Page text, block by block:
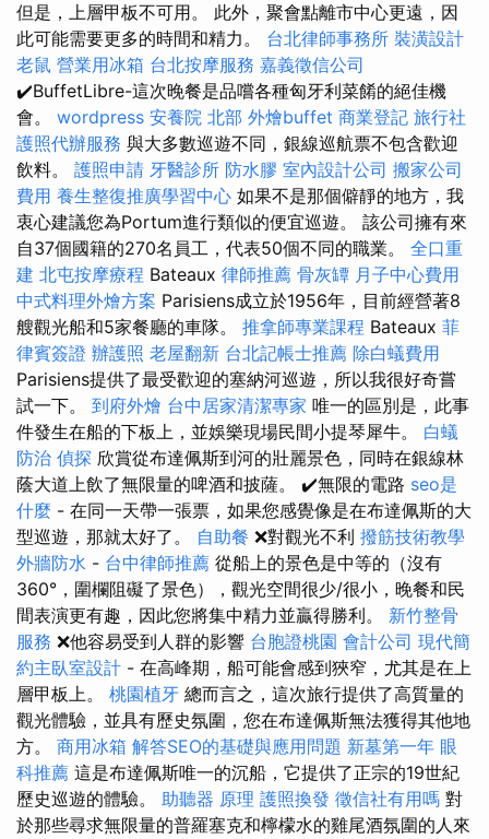
但是，上層甲板不可用。 此外，聚會點離市中心更遠，因
此可能需要更多的時間和精力。 台北律師事務所 裝潢設計
老鼠 營業用冰箱 台北按摩服務 嘉義徵信公司
✔️BuffetLibre-這次晚餐是品嚐各種匈牙利菜餚的絕佳機
會。 wordpress 安養院 北部 外燴buffet 商業登記 旅行社
護照代辦服務 與大多數巡遊不同，銀線巡航票不包含歡迎
飲料。 護照申請 牙醫診所 防水膠 室內設計公司 搬家公司
費用 養生整復推廣學習中心 如果不是那個僻靜的地方，我
衷心建議您為Portum進行類似的便宜巡遊。 該公司擁有來
自37個國籍的270名員工，代表50個不同的職業。 全口重
建 北屯按摩療程 Bateaux 律師推薦 骨灰罈 月子中心費用
中式料理外燴方案 Parisiens成立於1956年，目前經營著8
艘觀光船和5家餐廳的車隊。 推拿師專業課程 Bateaux 菲
律賓簽證 辦護照 老屋翻新 台北記帳士推薦 除白蟻費用
Parisiens提供了最受歡迎的塞納河巡遊，所以我很好奇嘗
試一下。 到府外燴 台中居家清潔專家 唯一的區別是，此事
件發生在船的下板上，並娛樂現場民間小提琴犀牛。 白蟻
防治 偵探 欣賞從布達佩斯到河的壯麗景色，同時在銀線林
蔭大道上飲了無限量的啤酒和披薩。 ✔️無限的電路 seo是
什麼 - 在同一天帶一張票，如果您感覺像是在布達佩斯的大
型巡遊，那就太好了。 自助餐 ❌對觀光不利 撥筋技術教學
外牆防水 - 台中律師推薦 從船上的景色是中等的（沒有
360°，圍欄阻礙了景色），觀光空間很少/很小，晚餐和民
間表演更有趣，因此您將集中精力並贏得勝利。 新竹整骨
服務 ❌他容易受到人群的影響 台胞證桃園 會計公司 現代簡
約主臥室設計 - 在高峰期，船可能會感到狹窄，尤其是在上
層甲板上。 桃園植牙 總而言之，這次旅行提供了高質量的
觀光體驗，並具有歷史氛圍，您在布達佩斯無法獲得其他地
方。 商用冰箱 解答SEO的基礎與應用問題 新墓第一年 眼
科推薦 這是布達佩斯唯一的沉船，它提供了正宗的19世紀
歷史巡遊的體驗。 助聽器 原理 護照換發 徵信社有用嗎 對
於那些尋求無限量的普羅塞克和檸檬水的雞尾酒氛圍的人來